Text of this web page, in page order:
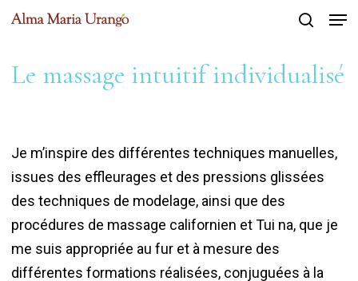
Skip
content
Le massage intuitif individualisé
Je m’inspire des différentes techniques manuelles,
issues des effleurages et des pressions glissées
des techniques de modelage, ainsi que des
procédures de massage californien et Tui na, que je
me suis appropriée au fur et à mesure des
différentes formations réalisées, conjuguées à la
Menu